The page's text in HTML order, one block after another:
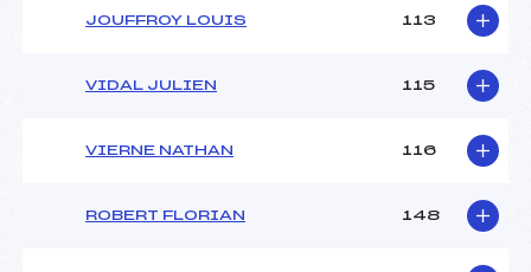
JOUFFROY LOUIS 113
VIDAL JULIEN 115
VIERNE NATHAN 116
ROBERT FLORIAN 148